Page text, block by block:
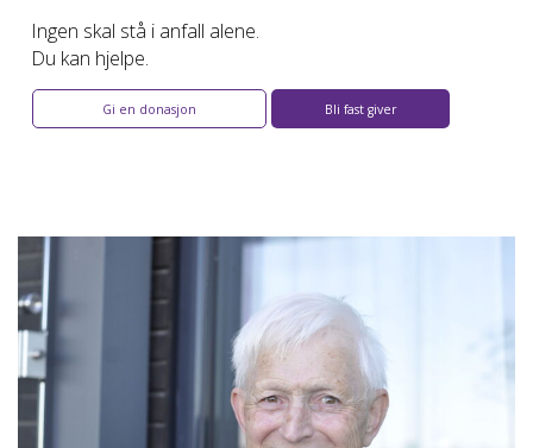
Ingen skal stå i anfall alene.
Du kan hjelpe.
Gi en donasjon Bli fast giver